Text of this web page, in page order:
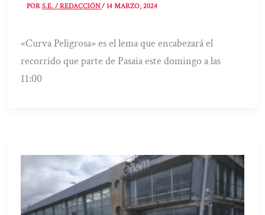
PORS.E. / REDACCIÓN/14 MARZO, 2024
«Curva Peligrosa» es el lema que encabezará el
recorrido que parte de Pasaia este domingo a las
11:00